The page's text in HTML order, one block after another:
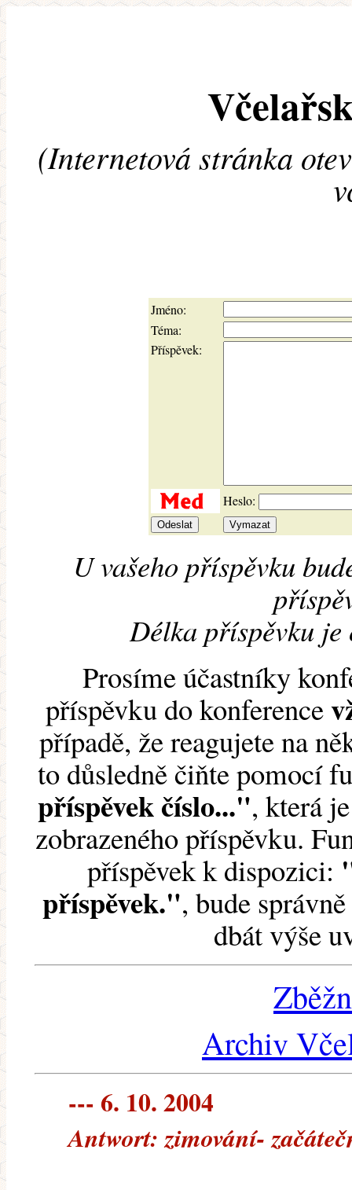
(Internetová stránka
Jméno:
Téma:
Příspěvek:
Heslo:
U vašeho příspěvku
Délka příspěvku je
Prosíme účastníky
příspěvku do konference
případě, že reagujete na
to důsledně čiňte pomocí
příspěvek číslo...", která
zobrazeného příspěvku.
příspěvek k dispozici:
příspěvek.", bude
dbát výše
Archiv
--- 6. 10. 2004
Antwort: zimování-